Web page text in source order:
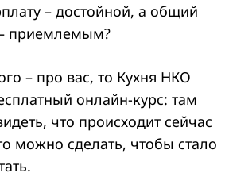
– достойной, а общий
– приемлемым?
– про вас, то Кухня НКО
онлайн-курс: там
что происходит сейчас
можно сделать, чтобы стало